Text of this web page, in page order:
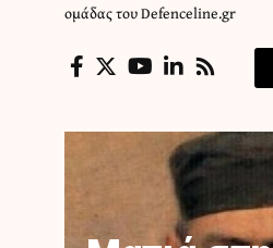
ομάδας του Defenceline.gr